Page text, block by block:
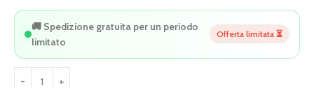
🚚 Spedizione gratuita per un periodo
limitato
Offerta limitata ⏳